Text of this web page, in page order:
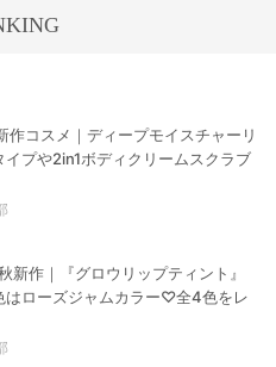
作コスメ｜ディープモイスチャーリ
イプや2in1ボディクリームスクラブ
新作｜『グロウリップティント』
はローズジャムカラー♡全4色をレ